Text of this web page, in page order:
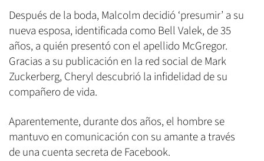
Después de la boda, Malcolm decidió ‘presumir’ a su
nueva esposa, identificada como Bell Valek, de 35
años, a quién presentó con el apellido McGregor.
Gracias a su publicación en la red social de Mark
Zuckerberg, Cheryl descubrió la infidelidad de su
compañero de vida.
Aparentemente, durante dos años, el hombre se
mantuvo en comunicación con su amante a través
de una cuenta secreta de Facebook.